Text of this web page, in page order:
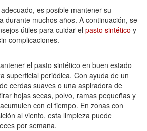
es posible mantener su
durante muchos años. A continuación, se
útiles para cuidar el pasto sintético y
complicaciones.
el pasto sintético en buen estado
superficial periódica. Con ayuda de un
cerdas suaves o una aspiradora de
hojas secas, polvo, ramas pequeñas y
con el tiempo. En zonas con
al viento, esta limpieza puede
por semana.